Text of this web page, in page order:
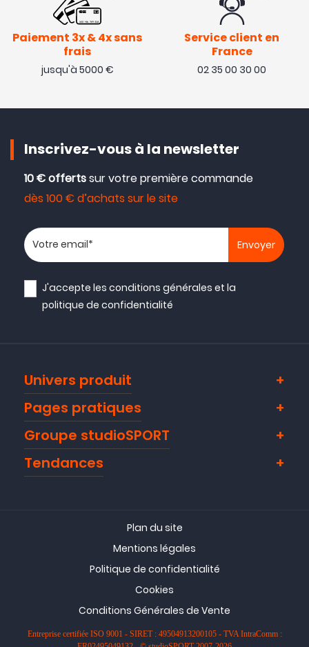
Paiement 3x & 4x sans
frais
jusqu'à 5000 €
Service client en
France
02 35 00 30 00
Inscrivez-vous à la newsletter
10 € offertssur votre première commande
dès 100 € d’achats sur le site
Votre adresse email
J'accepte lesconditions générales et la
politique de confidentialité
Univers produit
Pages pratiques
Groupe studioSPORT
Tendances
Plan du site
Mentions légales
Politique de confidentialité
Cookies
Conditions Générales de Vente
Entreprise certifiée ISO 9001 - SIRET : 49504913200105 - TVA IntraComm :